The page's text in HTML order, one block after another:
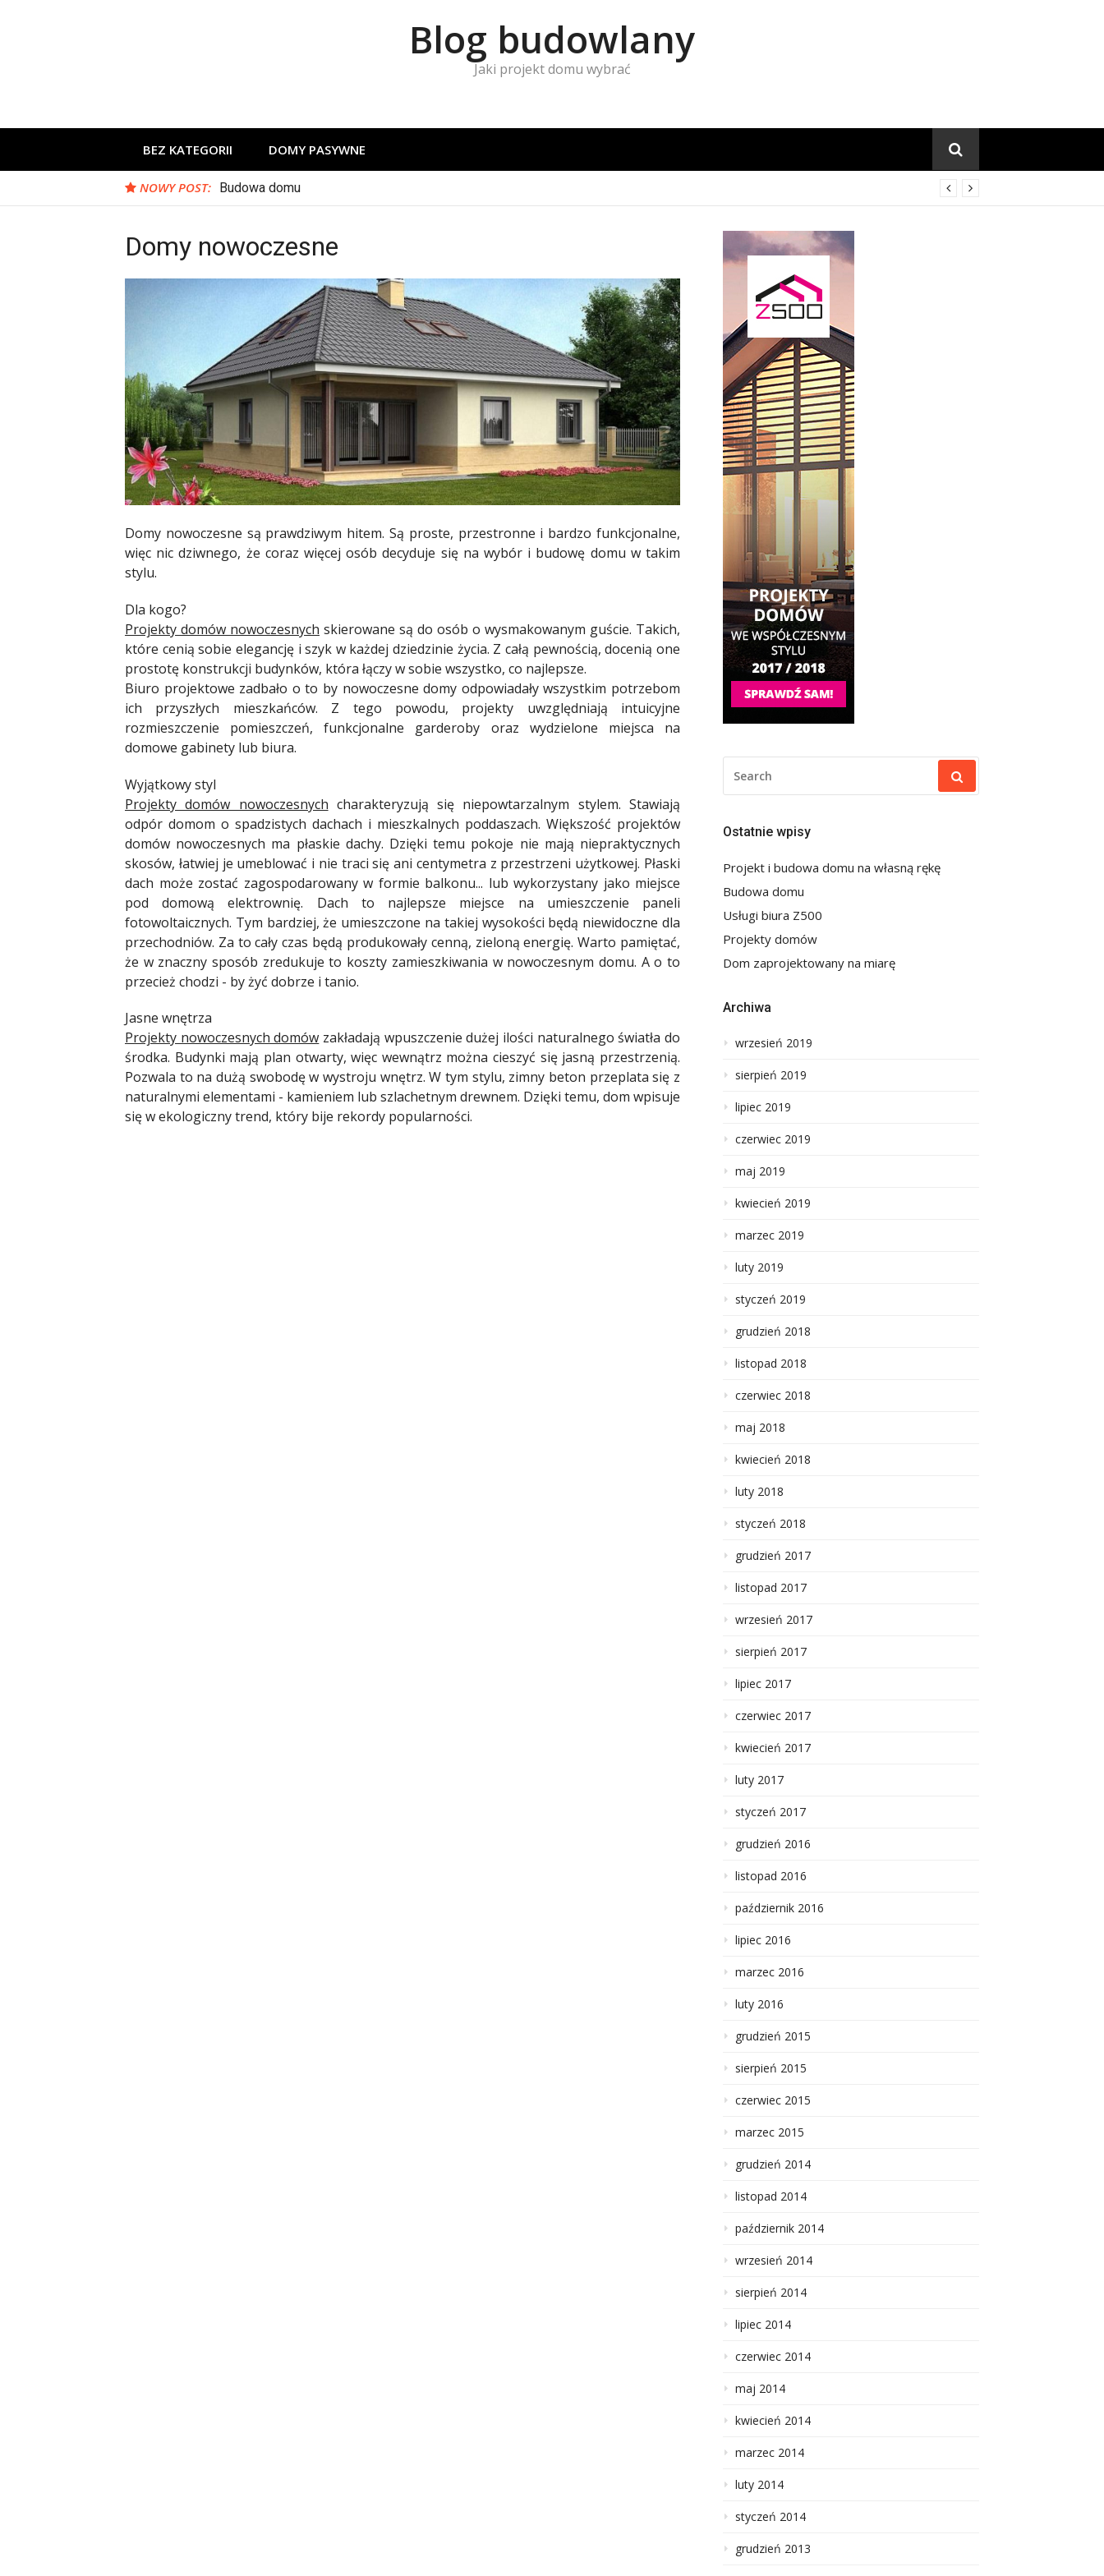
Blog budowlany
Jaki projekt domu wybrać
BEZ KATEGORII DOMY PASYWNE
NOWY POST: Budowa domu
Domy nowoczesne
Domy nowoczesne są prawdziwym hitem. Są proste, przestronne i bardzo funkcjonalne,
więc nic dziwnego, że coraz więcej osób decyduje się na wybór i budowę domu w takim
stylu.
Dla kogo?
Projekty domów nowoczesnych skierowane są do osób o wysmakowanym guście. Takich,
które cenią sobie elegancję i szyk w każdej dziedzinie życia. Z całą pewnością, docenią one
prostotę konstrukcji budynków, która łączy w sobie wszystko, co najlepsze.
Biuro projektowe zadbało o to by nowoczesne domy odpowiadały wszystkim potrzebom
ich przyszłych mieszkańców. Z tego powodu, projekty uwzględniają intuicyjne
rozmieszczenie pomieszczeń, funkcjonalne garderoby oraz wydzielone miejsca na
domowe gabinety lub biura.
Wyjątkowy styl
Projekty domów nowoczesnych charakteryzują się niepowtarzalnym stylem. Stawiają
odpór domom o spadzistych dachach i mieszkalnych poddaszach. Większość projektów
domów nowoczesnych ma płaskie dachy. Dzięki temu pokoje nie mają niepraktycznych
skosów, łatwiej je umeblować i nie traci się ani centymetra z przestrzeni użytkowej. Płaski
dach może zostać zagospodarowany w formie balkonu... lub wykorzystany jako miejsce
pod domową elektrownię. Dach to najlepsze miejsce na umieszczenie paneli
fotowoltaicznych. Tym bardziej, że umieszczone na takiej wysokości będą niewidoczne dla
przechodniów. Za to cały czas będą produkowały cenną, zieloną energię. Warto pamiętać,
że w znaczny sposób zredukuje to koszty zamieszkiwania w nowoczesnym domu. A o to
przecież chodzi - by żyć dobrze i tanio.
Jasne wnętrza
Projekty nowoczesnych domów zakładają wpuszczenie dużej ilości naturalnego światła do
środka. Budynki mają plan otwarty, więc wewnątrz można cieszyć się jasną przestrzenią.
Pozwala to na dużą swobodę w wystroju wnętrz. W tym stylu, zimny beton przeplata się z
naturalnymi elementami - kamieniem lub szlachetnym drewnem. Dzięki temu, dom wpisuje
się w ekologiczny trend, który bije rekordy popularności.
FOR:
Ostatnie wpisy
Projekt i budowa domu na własną rękę
Budowa domu
Usługi biura Z500
Projekty domów
Dom zaprojektowany na miarę
Archiwa
wrzesień 2019
sierpień 2019
lipiec 2019
czerwiec 2019
maj 2019
kwiecień 2019
marzec 2019
luty 2019
styczeń 2019
grudzień 2018
listopad 2018
czerwiec 2018
maj 2018
kwiecień 2018
luty 2018
styczeń 2018
grudzień 2017
listopad 2017
wrzesień 2017
sierpień 2017
lipiec 2017
czerwiec 2017
kwiecień 2017
luty 2017
styczeń 2017
grudzień 2016
listopad 2016
październik 2016
lipiec 2016
marzec 2016
luty 2016
grudzień 2015
sierpień 2015
czerwiec 2015
marzec 2015
grudzień 2014
listopad 2014
październik 2014
wrzesień 2014
sierpień 2014
lipiec 2014
czerwiec 2014
maj 2014
kwiecień 2014
marzec 2014
luty 2014
styczeń 2014
grudzień 2013